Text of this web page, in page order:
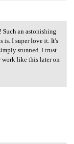
an astonishing
is. I super love it. It's
stunned. I trust
like this later on